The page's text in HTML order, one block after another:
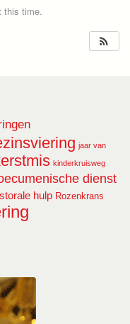
this time.
jaar van
kinderkruisweg
dienst
hulp Rozenkrans